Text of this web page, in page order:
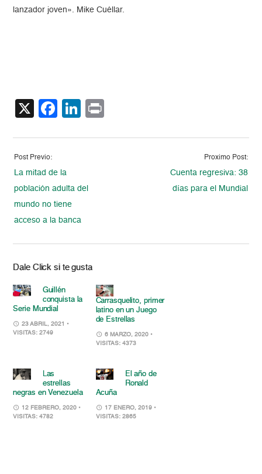
lanzador joven». Mike Cuéllar.
X Facebook
LinkedIn
Post Previo:
La mitad de la
población adulta del
mundo no tiene
acceso a la banca
Proximo Post:
Cuenta regresiva: 38
días para el Mundial
Dale Click si te gusta
Guillén
conquista la
Serie Mundial
23 ABRIL, 2021 •
VISITAS: 2749
Carrasquelito, primer
latino en un Juego
de Estrellas
6 MARZO, 2020 •
VISITAS: 4373
Las
estrellas
negras en Venezuela
12 FEBRERO, 2020 •
VISITAS: 4782
El año de
Ronald
Acuña
17 ENERO, 2019 •
VISITAS: 2865